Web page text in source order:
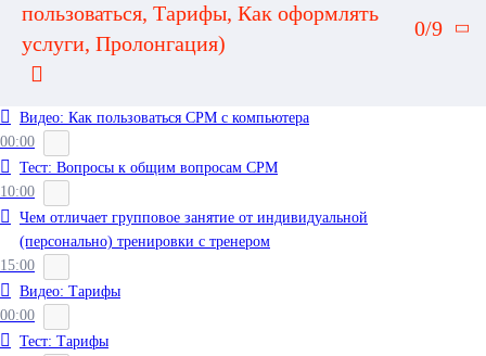
пользоваться, Тарифы, Как оформлять
услуги, Пролонгация)
0/9
Видео: Как пользоваться СРМ с компьютера
00:00
Тест: Вопросы к общим вопросам СРМ
10:00
Чем отличает групповое занятие от индивидуальной
(персонально) тренировки с тренером
15:00
Видео: Тарифы
00:00
Тест: Тарифы